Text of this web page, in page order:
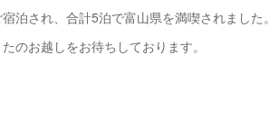
泊され、合計5泊で富山県を満喫されました。
のお越しをお待ちしております。‬